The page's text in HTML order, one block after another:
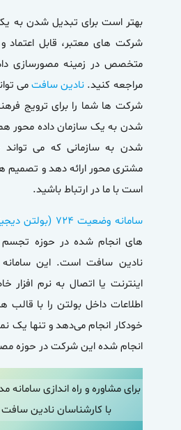
بهتر است برای تبدیل شدن به
شرکت های معتبر، قابل اعتماد
متخصص در زمینه مصورسازی
مراجعه کنید. نادین سافتمی
شرکت ها شما را برای ترویج
شدن به یک سازمان داده محور
شدن به سازمانی که می تواند
مشتری محور ارائه دهد و تصمیم
است با ما در ارتباط باشید.
سامانه وضعیت ۷۲۴ (بولتن دیجیتال)
های انجام شده در حوزه
نادین سافت است. این
اینترنت یا اتصال به نرم
اطلاعات داخل بولتن را با
خودکار انجام می‌دهد و تنها یک
انجام شده این شرکت در حوزه
برای مشاوره و راه اندازی سامانه
با کارشناسان نادین